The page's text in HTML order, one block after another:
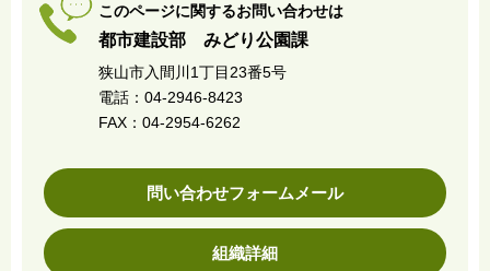
このページに関するお問い合わせは
都市建設部 みどり公園課
狭山市入間川1丁目23番5号
電話：04-2946-8423
FAX：04-2954-6262
問い合わせフォームメール
組織詳細